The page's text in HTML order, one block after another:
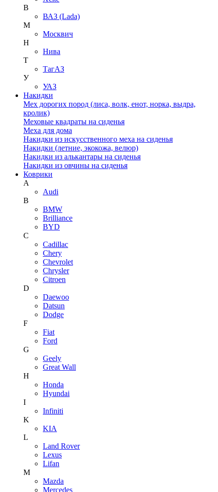
В
ВАЗ (Lada)
М
Москвич
Н
Нива
Т
ТагАЗ
У
УАЗ
Накидки
Мех дорогих пород (лиса, волк, енот, норка, выдра,
кролик)
Меховые квадраты на сиденья
Меха для дома
Накидки из искусственного меха на сиденья
Накидки (летние, экокожа, велюр)
Накидки из алькантары на сиденья
Накидки из овчины на сиденья
Коврики
A
Audi
B
BMW
Brilliance
BYD
C
Cadillac
Chery
Chevrolet
Chrysler
Citroen
D
Daewoo
Datsun
Dodge
F
Fiat
Ford
G
Geely
Great Wall
H
Honda
Hyundai
I
Infiniti
K
KIA
L
Land Rover
Lexus
Lifan
M
Mazda
Mercedes